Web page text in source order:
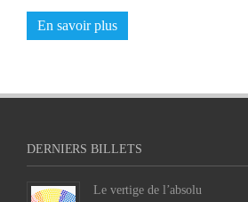
En savoir plus
DERNIERS BILLETS
Le vertige de l’absolu